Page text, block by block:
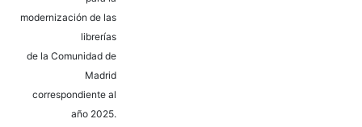
modernización de las
librerías
de la Comunidad de
Madrid
correspondiente al
año 2025.